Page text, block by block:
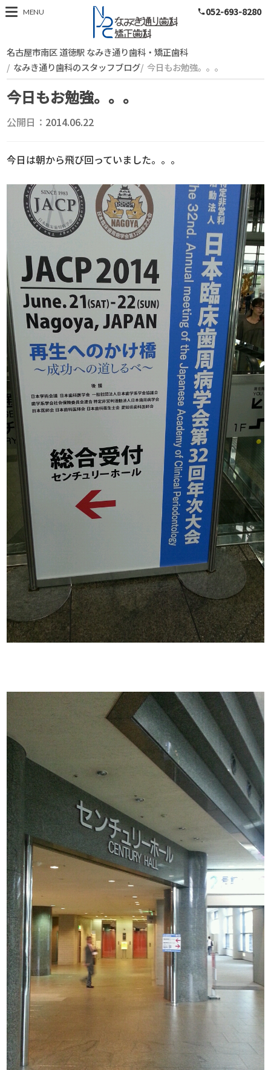
スタッフブログ
MENU phone052-693-8280
名古屋市南区 道徳駅 なみき通り歯科・矯正歯科
なみき通り歯科のスタッフブログ 今日もお勉強。。。
今日もお勉強。。。
公開日： 2014.06.22
今日は朝から飛び回っていました。。。